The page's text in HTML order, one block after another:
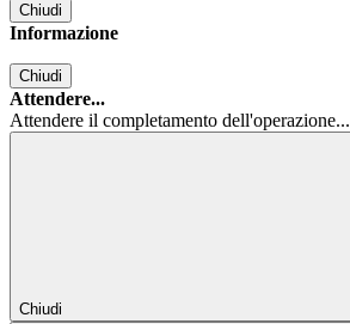
Chiudi
Informazione
Chiudi
Attendere...
Attendere il completamento dell'operazione...
Chiudi